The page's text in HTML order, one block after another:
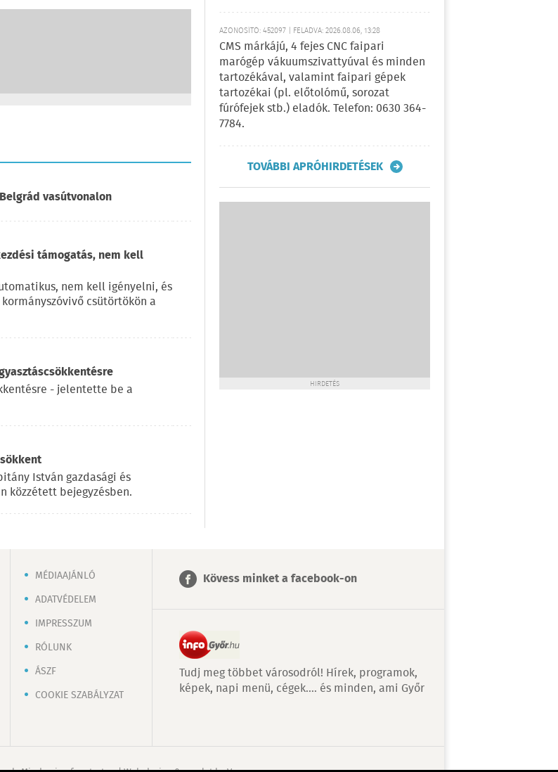
vasútvonalon
támogatás, nem kell
nem kell igényelni, és
csütörtökön a
- jelentette be a
István gazdasági és
közzétett bejegyzésben.
AZONOSÍTÓ: 452097 | FELADVA: 2026.08.06, 13:28
CMS márkájú, 4 fejes CNC faipari
marógép vákuumszivattyúval és minden
tartozékával, valamint faipari gépek
tartozékai (pl. előtolómű, sorozat
fúrófejek stb.) eladók. Telefon: 0630 364-
7784.
TOVÁBBI APRÓHIRDETÉSEK
HIRDETÉS
MÉDIAAJÁNLÓ
ADATVÉDELEM
IMPRESSZUM
RÓLUNK
ÁSZF
COOKIE SZABÁLYZAT
Kövess minket a facebook-on
Tudj meg többet városodról! Hírek, programok,
képek, napi menü, cégek…. és minden, ami Győr